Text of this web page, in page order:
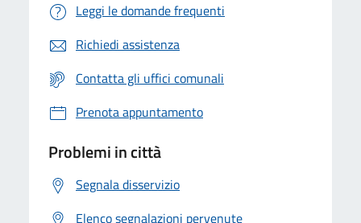
Leggi le domande frequenti
Richiedi assistenza
Contatta gli uffici comunali
Prenota appuntamento
Problemi in città
Segnala disservizio
Elenco segnalazioni pervenute